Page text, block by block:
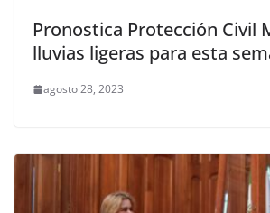
Pronostica Protección Civil
lluvias ligeras para esta
agosto 28, 2023